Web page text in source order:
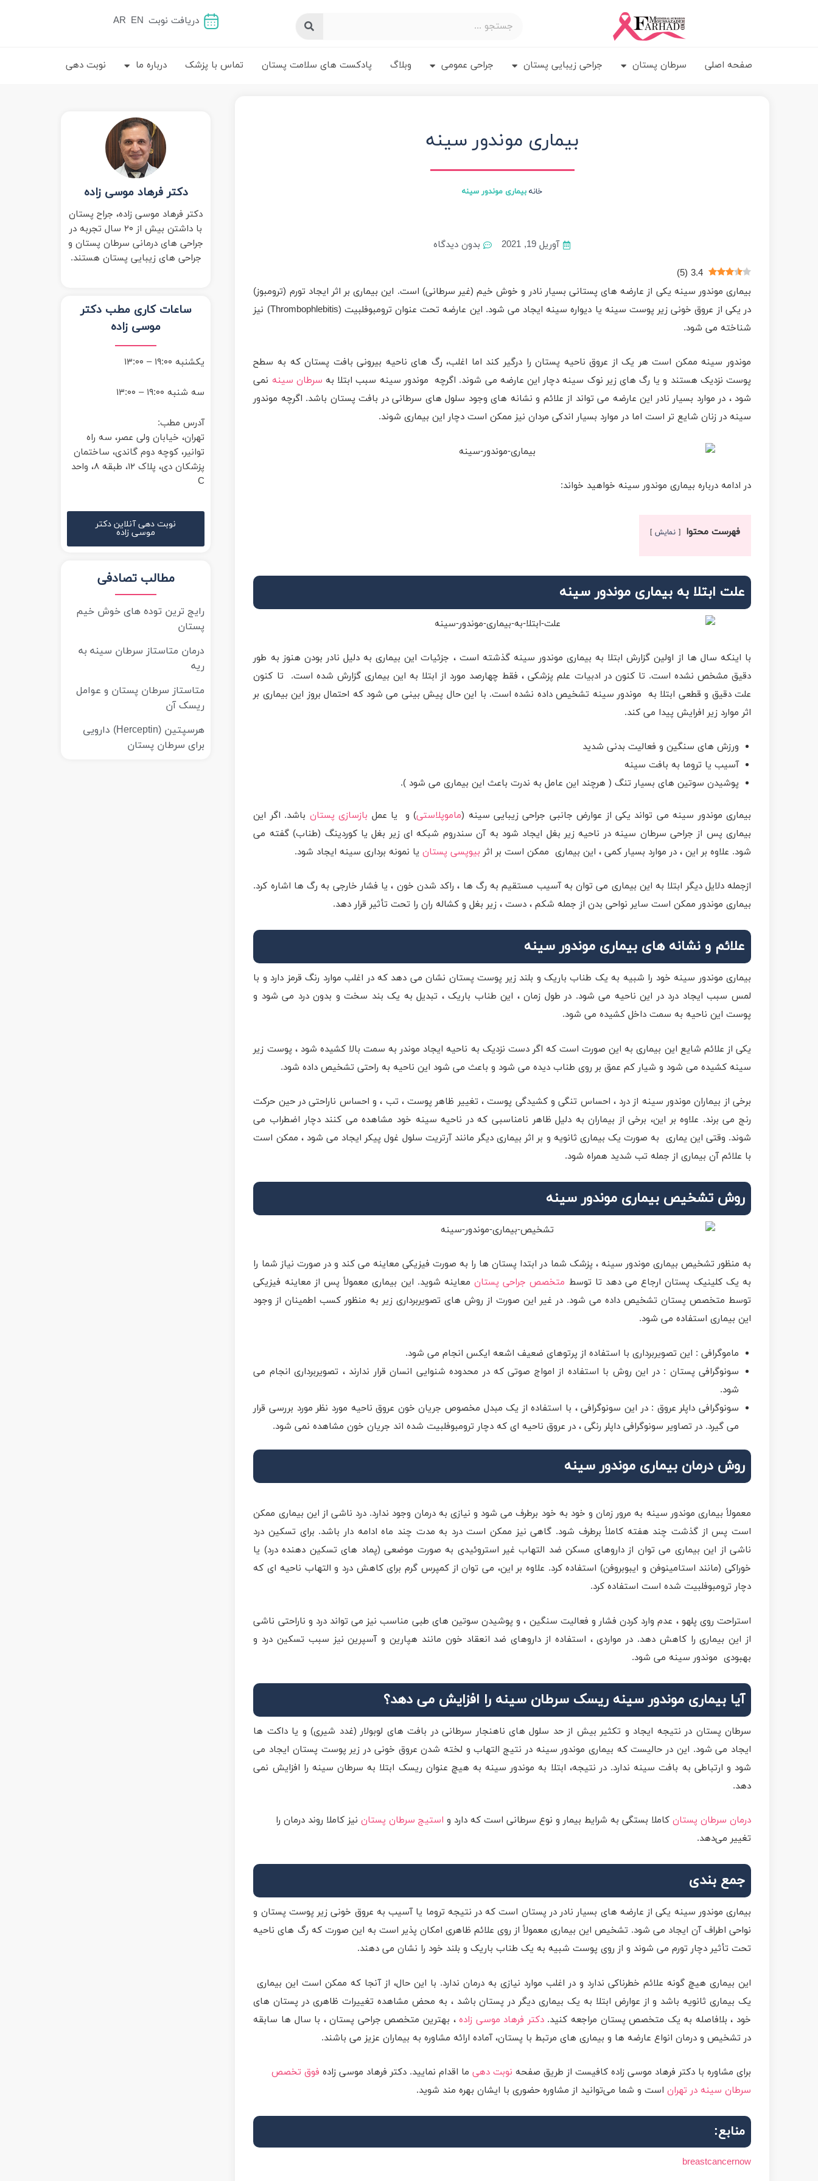
کردن
کردن دریافت نوبت EN
AR
صفحه اصلی سرطان پستان جراحی‌ زیبایی پستان جراحی عمومی وبلاگ پادکست های سلامت پستان تماس با پزشک درباره ما نوبت دهی
بیماری موندور سینه
خانه بیماری موندور سینه
آوریل 19, 2021 بدون دیدگاه
3.4
(
5
)
بیماری موندور سینه یکی از عارضه های پستانی بسیار نادر و خوش خیم (غیر سرطانی) است. این بیماری بر اثر ایجاد تورم (ترومبوز)
در یکی از عروق خونی زیر پوست سینه یا دیواره سینه ایجاد می شود. این عارضه تحت عنوان ترومبوفلبیت (Thrombophlebitis) نیز
شناخته می شود.
موندور سینه ممکن است هر یک از عروق ناحیه پستان را درگیر کند اما اغلب، رگ های ناحیه بیرونی بافت پستان که به سطح
پوست نزدیک هستند و یا رگ های زیر نوک سینه دچار این عارضه می شوند. اگرچه موندور سینه سبب ابتلا به سرطان سینه نمی
شود ، در موارد بسیار نادر این عارضه می تواند از علائم و نشانه های وجود سلول های سرطانی در بافت پستان باشد. اگرچه موندور
سینه در زنان شایع تر است اما در موارد بسیار اندکی مردان نیز ممکن است دچار این بیماری شوند.
در ادامه درباره بیماری موندور سینه خواهید خواند:
فهرست محتوا نمایش
علت ابتلا به بیماری موندور سینه
با اینکه سال ها از اولین گزارش ابتلا به بیماری موندور سینه گذشته است ، جزئیات این بیماری به دلیل نادر بودن هنوز به طور
دقیق مشخص نشده است. تا کنون در ادبیات علم پزشکی ، فقط چهارصد مورد از ابتلا به این بیماری گزارش شده است. تا کنون
علت دقیق و قطعی ابتلا به موندور سینه تشخیص داده نشده است. با این حال پیش بینی می شود که احتمال بروز این بیماری بر
اثر موارد زیر افرایش پیدا می کند.
ورزش های سنگین و فعالیت بدنی شدید
آسیب یا تروما به بافت سینه
پوشیدن سوتین های بسیار تنگ ( هرچند این عامل به ندرت باعث این بیماری می شود ).
بیماری موندور سینه می تواند یکی از عوارض جانبی جراحی زیبایی سینه (ماموپلاستی) و یا عمل بازسازی پستان باشد. اگر این
بیماری پس از جراحی سرطان سینه در ناحیه زیر بغل ایجاد شود به آن سندروم شبکه ای زیر بغل یا کوردینگ (طناب) گفته می
شود. علاوه بر این ، در موارد بسیار کمی ، این بیماری ممکن است بر اثر بیوپسی پستان یا نمونه برداری سینه ایجاد شود.
ازجمله دلایل دیگر ابتلا به این بیماری می توان به آسیب مستقیم به رگ ها ، راکد شدن خون ، یا فشار خارجی به رگ ها اشاره کرد.
بیماری موندور ممکن است سایر نواحی بدن از جمله شکم ، دست ، زیر بغل و کشاله ران را تحت تأثیر قرار دهد.
علائم و نشانه های بیماری موندور سینه
بیماری موندور سینه خود را شبیه به یک طناب باریک و بلند زیر پوست پستان نشان می دهد که در اغلب موارد رنگ قرمز دارد و با
لمس سبب ایجاد درد در این ناحیه می شود. در طول زمان ، این طناب باریک ، تبدیل به یک بند سخت و بدون درد می شود و
پوست این ناحیه به سمت داخل کشیده می شود.
یکی از علائم شایع این بیماری به این صورت است که اگر دست نزدیک به ناحیه ایجاد موندر به سمت بالا کشیده شود ، پوست زیر
سینه کشیده می شود و شیار کم عمق بر روی طناب دیده می شود و باعث می شود این ناحیه به راحتی تشخیص داده شود.
برخی از بیماران موندور سینه از درد ، احساس تنگی و کشیدگی پوست ، تغییر ظاهر پوست ، تب ، و احساس ناراحتی در حین حرکت
رنج می برند. علاوه بر این، برخی از بیماران به دلیل ظاهر نامناسبی که در ناحیه سینه خود مشاهده می کنند دچار اضطراب می
شوند. وقتی این یماری به صورت یک بیماری ثانویه و بر اثر بیماری دیگر مانند آرتریت سلول غول پیکر ایجاد می شود ، ممکن است
با علائم آن بیماری از جمله تب شدید همراه شود.
روش تشخیص بیماری موندور سینه
به منظور تشخیص بیماری موندور سینه ، پزشک شما در ابتدا پستان ها را به صورت فیزیکی معاینه می کند و در صورت نیاز شما را
به یک کلینیک پستان ارجاع می دهد تا توسط متخصص جراحی پستانمعاینه شوید. این بیماری معمولاً پس از معاینه فیزیکی
توسط متخصص پستان تشخیص داده می شود. در غیر این صورت از روش های تصویربرداری زیر به منظور کسب اطمینان از وجود
این بیماری استفاده می شود.
ماموگرافی : این تصویربرداری با استفاده از پرتوهای ضعیف اشعه ایکس انجام می شود.
سونوگرافی پستان : در این روش با استفاده از امواج صوتی که در محدوده شنوایی انسان قرار ندارند ، تصویربرداری انجام می
شود.
سونوگرافی داپلر عروق : در این سونوگرافی ، با استفاده از یک مبدل مخصوص جریان خون عروق ناحیه مورد نظر مورد بررسی قرار
می گیرد. در تصاویر سونوگرافی داپلر رنگی ، در عروق ناحیه ای که دچار ترومبوفلبیت شده اند جریان خون مشاهده نمی شود.
روش درمان بیماری موندور سینه
معمولاً بیماری موندور سینه به مرور زمان و خود به خود برطرف می شود و نیازی به درمان وجود ندارد. درد ناشی از این بیماری ممکن
است پس از گذشت چند هفته کاملاً برطرف شود. گاهی نیز ممکن است درد به مدت چند ماه ادامه دار باشد. برای تسکین درد
ناشی از این بیماری می توان از داروهای مسکن ضد التهاب غیر استروئیدی به صورت موضعی (پماد های تسکین دهنده درد) یا
خوراکی (مانند استامینوفن و ایبوبروفن) استفاده کرد. علاوه بر این، می توان از کمپرس گرم برای کاهش درد و التهاب ناحیه ای که
دچار ترومبوفلبیت شده است استفاده کرد.
استراحت روی پلهو ، عدم وارد کردن فشار و فعالیت سنگین ، و پوشیدن سوتین های طبی مناسب نیز می تواند درد و ناراحتی ناشی
از این بیماری را کاهش دهد. در مواردی ، استفاده از داروهای ضد انعقاد خون مانند هپارین و آسپرین نیز سبب تسکین درد و
بهبودی موندور سینه می شود.
آیا بیماری موندور سینه ریسک سرطان سینه را افزایش می دهد؟
سرطان پستان در نتیجه ایجاد و تکثیر بیش از حد سلول های ناهنجار سرطانی در بافت های لوبولار (غدد شیری) و یا داکت ها
ایجاد می شود. این در حالیست که بیماری موندور سینه در نتیج التهاب و لخته شدن عروق خونی در زیر پوست پستان ایجاد می
شود و ارتباطی به بافت سینه ندارد. در نتیجه، ابتلا به موندور سینه به هیچ عنوان ریسک ابتلا به سرطان سینه را افزایش نمی
دهد.
درمان سرطان پستان کاملا بستگی به شرایط بیمار و نوع سرطانی است که دارد و استیج سرطان پستان نیز کاملا روند درمان را
تغییر می‌دهد.
جمع بندی
بیماری موندور سینه یکی از عارضه های بسیار نادر در پستان است که در نتیجه تروما یا آسیب به عروق خونی زیر پوست پستان و
نواحی اطراف آن ایجاد می شود. تشخیص این بیماری معمولاً از روی علائم ظاهری امکان پذیر است به این صورت که رگ های ناحیه
تحت تأثیر دچار تورم می شوند و از روی پوست شبیه به یک طناب باریک و بلند خود را نشان می دهند.
این بیماری هیچ گونه علائم خطرناکی ندارد و در اغلب موارد نیازی به درمان ندارد. با این حال، از آنجا که ممکن است این بیماری
یک بیماری ثانویه باشد و از عوارض ابتلا به یک بیماری دیگر در پستان باشد ، به محض مشاهده تغییرات ظاهری در پستان های
خود ، بلافاصله به یک متخصص پستان مراجعه کنید.دکتر فرهاد موسی زاده، بهترین متخصص جراحی پستان ، با سال ها سابقه
در تشخیص و درمان انواع عارضه ها و بیماری های مرتبط با پستان، آماده ارائه مشاوره به بیماران عزیز می باشند.
برای مشاوره با دکتر فرهاد موسی زاده کافیست از طریق صفحه نوبت دهی ما اقدام نمایید. دکتر فرهاد موسی زاده فوق تخصص
سرطان سینه در تهران است و شما می‌توانید از مشاوره حضوری با ایشان بهره مند شوید.
منابع:
breastcancernow
دکتر فرهاد موسی زاده
دکتر فرهاد موسی زاده، جراح پستان
با داشتن بیش از ۲۰ سال تجربه در
جراحی های درمانی سرطان پستان و
جراحی های زیبایی پستان هستند.
ساعات کاری مطب دکتر
موسی زاده
یکشنبه ۱۹:۰۰ – ۱۳:۰۰
سه شنبه ۱۹:۰۰ – ۱۳:۰۰
آدرس مطب:
تهران، خیابان ولی عصر، سه راه
توانیر، کوچه دوم گاندی، ساختمان
پزشکان دی، پلاک ۱۲، طبقه ۸، واحد
C
نوبت دهی آنلاین دکتر
موسی زاده
مطالب تصادفی
رایج ترین توده های خوش خیم
پستان
درمان متاستاز سرطان سینه به
ریه
متاستاز سرطان پستان و عوامل
ریسک آن
هرسپتین (Herceptin) دارویی
برای سرطان پستان